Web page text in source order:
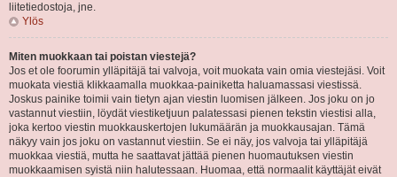
liitetiedostoja, jne.
Ylös
Miten muokkaan tai poistan viestejä?
Jos et ole foorumin ylläpitäjä tai valvoja, voit muokata vain omia viestejäsi. Voit
muokata viestiä klikkaamalla muokkaa-painiketta haluamassasi viestissä.
Joskus painike toimii vain tietyn ajan viestin luomisen jälkeen. Jos joku on jo
vastannut viestiin, löydät viestiketjuun palatessasi pienen tekstin viestisi alla,
joka kertoo viestin muokkauskertojen lukumäärän ja muokkausajan. Tämä
näkyy vain jos joku on vastannut viestiin. Se ei näy, jos valvoja tai ylläpitäjä
muokkaa viestiä, mutta he saattavat jättää pienen huomautuksen viestin
muokkaamisen syistä niin halutessaan. Huomaa, että normaalit käyttäjät eivät